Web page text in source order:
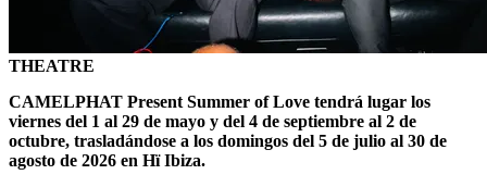
THEATRE
CAMELPHAT Present Summer of Love tendrá lugar los
viernes del 1 al 29 de mayo y del 4 de septiembre al 2 de
octubre, trasladándose a los domingos del 5 de julio al 30 de
agosto de 2026 en Hï Ibiza.